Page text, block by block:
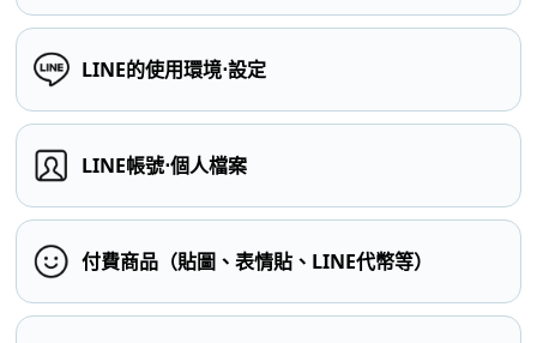
LINE的使用環境⋅設定
LINE帳號⋅個人檔案
付費商品（貼圖、表情貼、LINE代幣等）